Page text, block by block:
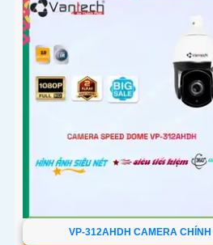
VP-312AHDH CAMERA CHÍNH